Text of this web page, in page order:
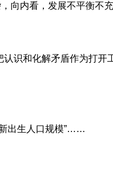
内看，发展不平衡不
识和化解矛盾作为打开
新出生人口规模”……